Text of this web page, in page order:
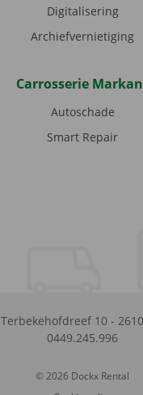
Digitalisering
Archiefvernietiging
Carrosserie
Autoschade
Smart Repair
Terbekehofdreef 10 - 2610
0449.245.996
© 2026 Dockx Rental